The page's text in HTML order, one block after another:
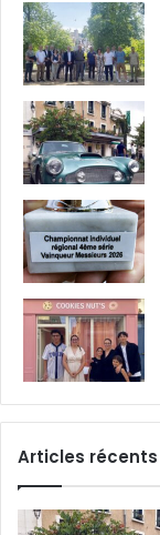
Articles récents